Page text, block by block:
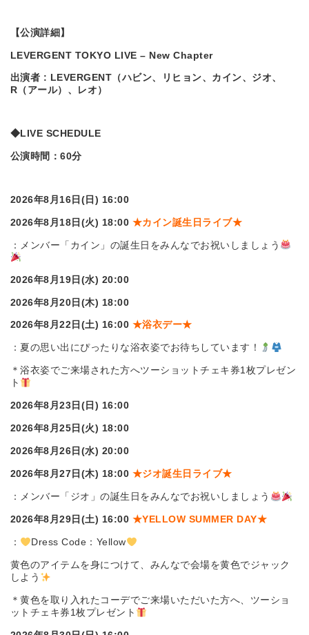
【公演詳細】
LEVERGENT TOKYO LIVE – New Chapter
出演者 : LEVERGENT（ハビン、リヒョン、カイン、ジオ、
R（アール）、レオ）
◆LIVE SCHEDULE
公演時間：60分
2026年8月16日(日) 16:00
2026年8月18日(火) 18:00 ★カイン誕生日ライブ★
：メンバー「カイン」の誕生日をみんなでお祝いしましょう
2026年8月19日(水) 20:00
2026年8月20日(木) 18:00
2026年8月22日(土) 16:00 ★浴衣デー★
：夏の思い出にぴったりな浴衣姿でお待ちしています！
＊浴衣姿でご来場された方へツーショットチェキ券1枚プレゼン
ト
2026年8月23日(日) 16:00
2026年8月25日(火) 18:00
2026年8月26日(水) 20:00
2026年8月27日(木) 18:00 ★ジオ誕生日ライブ★
：メンバー「ジオ」の誕生日をみんなでお祝いしましょう
2026年8月29日(土) 16:00 ★YELLOW SUMMER DAY★
： Dress Code：Yellow
黄色のアイテムを身につけて、みんなで会場を黄色でジャック
しよう
＊黄色を取り入れたコーデでご来場いただいた方へ、ツーショ
ットチェキ券1枚プレゼント